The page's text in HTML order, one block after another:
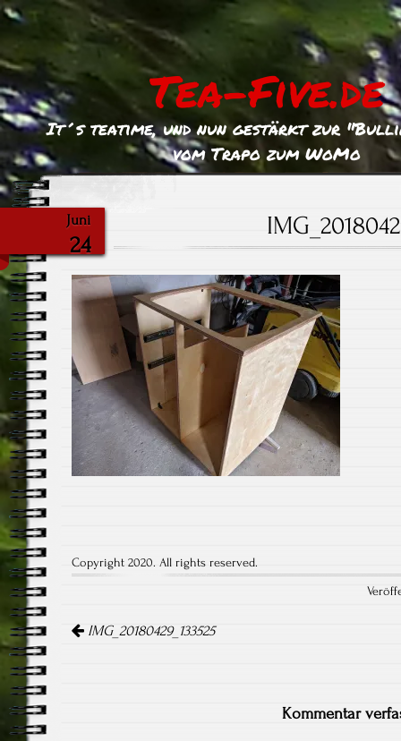
Tea-Five.de
It´s teatime, und nun gestärkt zur
vom Trapo zum WoMo
Juni
24
Copyright 2020. All rights reserved.
Navigation
IMG_20180429_133525
Kommentar